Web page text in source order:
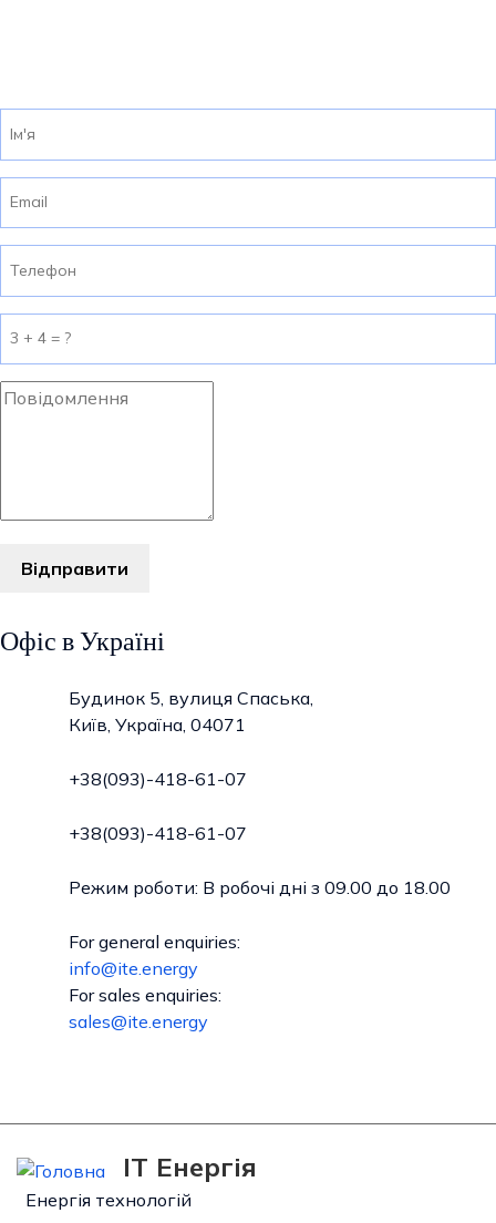
Відправити
Офіс в Україні
Будинок 5, вулиця Спаська,
Київ, Україна, 04071
+38(093)-418-61-07
+38(093)-418-61-07
Режим роботи: В робочі дні з 09.00 до 18.00
For general enquiries:
info@ite.energy
For sales enquiries:
sales@ite.energy
IT Енергія
Енергія технологій